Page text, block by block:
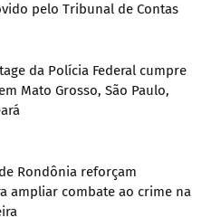
pelo Tribunal de Contas
da Polícia Federal cumpre
Mato Grosso, São Paulo,
Rondônia reforçam
ampliar combate ao crime na